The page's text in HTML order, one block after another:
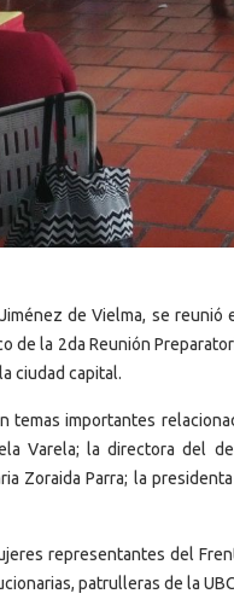
de Vielma, se
de la 2da Reunión
ciudad capital.
temas importantes
Varela; la directora del
Zoraida Parra; la
representantes del
patrulleras de la